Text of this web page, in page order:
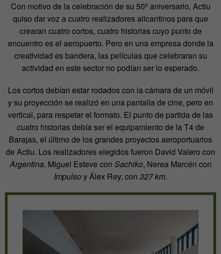
Con motivo de la celebración de su 50º aniversario, Actiu
quiso dar voz a cuatro realizadores alicantinos para que
crearan cuatro cortos, cuatro historias cuyo punto de
encuentro es el aeropuerto. Pero en una empresa donde la
creatividad es bandera, las películas que celebraran su
actividad en este sector no podían ser lo esperado.
Los cortos debían estar rodados con la cámara de un móvil
y su proyección se realizó en una pantalla de cine, pero en
vertical, para respetar el formato. El punto de partida de las
cuatro historias debía ser el equipamiento de la T4 de
Barajas, el último de los grandes proyectos aeroportuarios
de Actiu. Los realizadores elegidos fueron David Valero con
Argentina, Miguel Esteve con Sachiko, Nerea Marcén con
Impulsoy Álex Rey, con 327 km.